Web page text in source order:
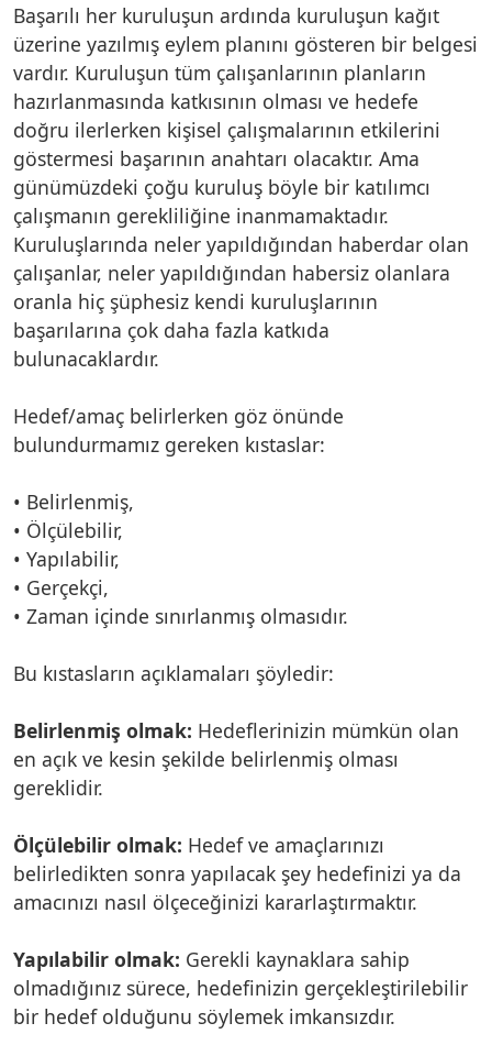
Başarılı her kuruluşun ardında kuruluşun kağıt
üzerine yazılmış eylem planını gösteren bir belgesi
vardır. Kuruluşun tüm çalışanlarının planların
hazırlanmasında katkısının olması ve hedefe
doğru ilerlerken kişisel çalışmalarının etkilerini
göstermesi başarının anahtarı olacaktır. Ama
günümüzdeki çoğu kuruluş böyle bir katılımcı
çalışmanın gerekliliğine inanmamaktadır.
Kuruluşlarında neler yapıldığından haberdar olan
çalışanlar, neler yapıldığından habersiz olanlara
oranla hiç şüphesiz kendi kuruluşlarının
başarılarına çok daha fazla katkıda
bulunacaklardır.
Hedef/amaç belirlerken göz önünde
bulundurmamız gereken kıstaslar:
• Belirlenmiş,
• Ölçülebilir,
• Yapılabilir,
• Gerçekçi,
• Zaman içinde sınırlanmış olmasıdır.
Bu kıstasların açıklamaları şöyledir:
Belirlenmiş olmak: Hedeflerinizin mümkün olan
en açık ve kesin şekilde belirlenmiş olması
gereklidir.
Ölçülebilir olmak: Hedef ve amaçlarınızı
belirledikten sonra yapılacak şey hedefinizi ya da
amacınızı nasıl ölçeceğinizi kararlaştırmaktır.
Yapılabilir olmak: Gerekli kaynaklara sahip
olmadığınız sürece, hedefinizin gerçekleştirilebilir
bir hedef olduğunu söylemek imkansızdır.